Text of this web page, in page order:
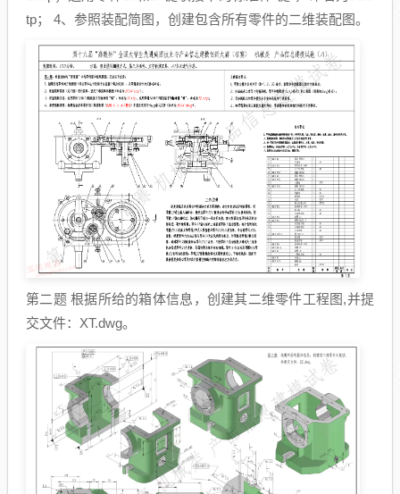
tp； 4、参照装配简图，创建包含所有零件的二维装配图。
第二题 根据所给的箱体信息，创建其二维零件工程图,并提
交文件：XT.dwg。